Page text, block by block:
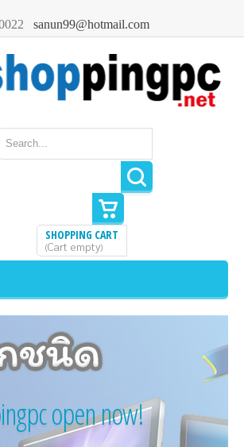
sanun99@hotmail.com
SHOPPING CART
(Cart empty)
open now!